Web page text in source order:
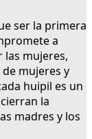
ser la primera
a
las mujeres,
mujeres y
huipil es un
la
madres y los